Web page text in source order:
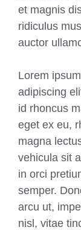
et magnis
ridiculus
auctor
Lorem
adipiscing
id rhoncus
eget ex eu,
magna
vehicula sit
in orci
semper.
arcu ut,
nisl, vitae